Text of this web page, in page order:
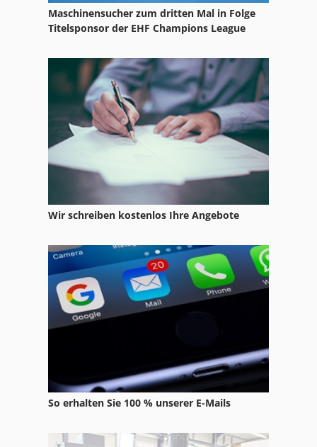
Maschinensucher zum dritten Mal in Folge
Titelsponsor der EHF Champions League
Wir schreiben kostenlos Ihre Angebote
So erhalten Sie 100 % unserer E-Mails